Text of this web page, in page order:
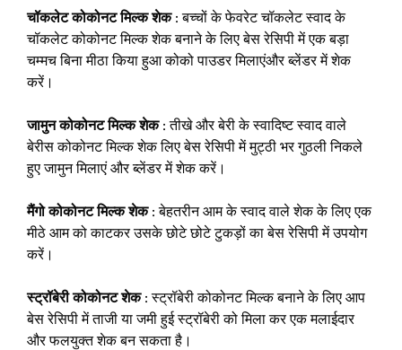
चॉकलेट कोकोनट मिल्क शेक: बच्चों के फेवरेट चॉकलेट स्वाद के
चॉकलेट कोकोनट मिल्क शेक बनाने के लिए बेस रेसिपी में एक बड़ा
चम्मच बिना मीठा किया हुआ कोको पाउडर मिलाएंऔर ब्लेंडर में शेक
करें।
जामुन कोकोनट मिल्क शेक: तीखे और बेरी के स्वादिष्ट स्वाद वाले
बेरीस कोकोनट मिल्क शेक लिए बेस रेसिपी में मुट्ठी भर गुठली निकले
हुए जामुन मिलाएं और ब्लेंडर में शेक करें।
मैंगो कोकोनट मिल्क शेक: बेहतरीन आम के स्वाद वाले शेक के लिए एक
मीठे आम को काटकर उसके छोटे छोटे टुकड़ों का बेस रेसिपी में उपयोग
करें।
स्ट्रॉबेरी कोकोनट शेक: स्ट्रॉबेरी कोकोनट मिल्क बनाने के लिए आप
बेस रेसिपी में ताजी या जमी हुई स्ट्रॉबेरी को मिला कर एक मलाईदार
और फलयुक्त शेक बन सकता है।